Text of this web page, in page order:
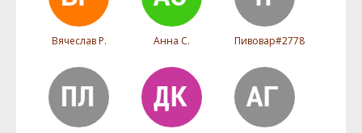
Вячеслав Р. Анна С. Пивовар#2778